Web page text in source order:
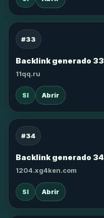
#33
Backlink generado 33
11qq.ru
SI Abrir
#34
Backlink generado 34
1204.xg4ken.com
SI Abrir